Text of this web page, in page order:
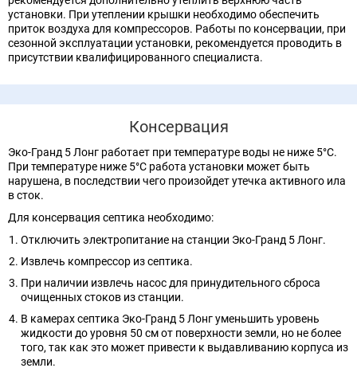
установки. При утеплении крышки необходимо обеспечить
приток воздуха для компрессоров. Работы по консервации, при
сезонной эксплуатации установки, рекомендуется проводить в
присутствии квалифицированного специалиста.
Консервация
Эко-Гранд 5 Лонг работает при температуре воды не ниже 5°C.
При температуре ниже 5°C работа установки может быть
нарушена, в последствии чего произойдет утечка активного ила
в сток.
Для консервация септика необходимо:
Отключить электропитание на станции Эко-Гранд 5 Лонг.
Извлечь компрессор из септика.
При наличии извлечь насос для принудительного сброса
очищенных стоков из станции.
В камерах септика Эко-Гранд 5 Лонг уменьшить уровень
жидкости до уровня 50 см от поверхности земли, но не более
того, так как это может привести к выдавливанию корпуса из
земли.